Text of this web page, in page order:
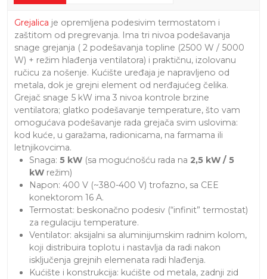
Grejalica je opremljena podesivim termostatom i
zaštitom od pregrevanja. Ima tri nivoa podešavanja
snage grejanja ( 2 podešavanja topline (2500 W / 5000
W) + režim hlađenja ventilatora) i praktičnu, izolovanu
ručicu za nošenje. Kućište uređaja je napravljeno od
metala, dok je grejni element od nerđajućeg čelika.
Grejač snage 5 kW ima 3 nivoa kontrole brzine
ventilatora; glatko podešavanje temperature, što vam
omogućava podešavanje rada grejača svim uslovima:
kod kuće, u garažama, radionicama, na farmama ili
letnjikovcima.
Snaga: 5 kW(sa mogućnošću rada na 2,5 kW / 5
kWrežim)
Napon: 400 V (~380-400 V) trofazno, sa CEE
konektorom 16 A.
Termostat: beskonačno podesiv (“infinit” termostat)
za regulaciju temperature.
Ventilator: aksijalni sa aluminijumskim radnim kolom,
koji distribuira toplotu i nastavlja da radi nakon
isključenja grejnih elemenata radi hlađenja.
Kućište i konstrukcija: kućište od metala, zadnji zid